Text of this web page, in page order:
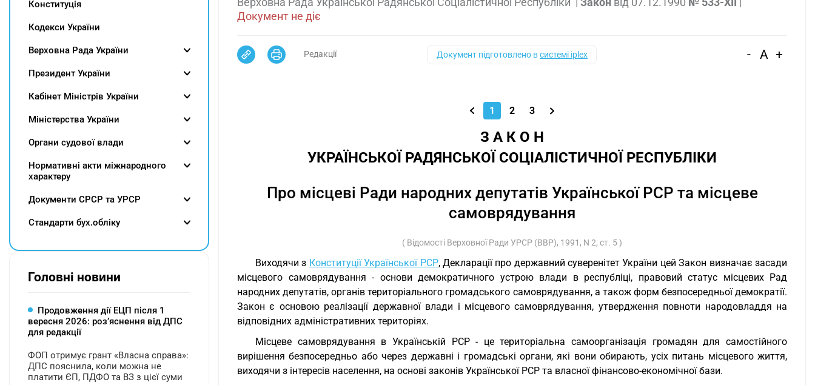
Документ не діє
Редакції Документ підготовлено всистемі iplex - A +
1 2 3
З А К О Н
УКРАЇНСЬКОЇ РАДЯНСЬКОЇ СОЦІАЛІСТИЧНОЇ РЕСПУБЛІКИ
Про місцеві Ради народних депутатів Української РСР та місцеве
самоврядування
( Відомості Верховної Ради УРСР (ВВР), 1991, N 2, ст. 5 )
Виходячи з Конституції Української РСР, Декларації про державний суверенітет України цей Закон визначає засади
місцевого самоврядування - основи демократичного устрою влади в республіці, правовий статус місцевих Рад
народних депутатів, органів територіального громадського самоврядування, а також форм безпосередньої демократії.
Закон є основою реалізації державної влади і місцевого самоврядування, утвердження повноти народовладдя на
відповідних адміністративних територіях.
Місцеве самоврядування в Українській РСР - це територіальна самоорганізація громадян для самостійного
вирішення безпосередньо або через державні і громадські органи, які вони обирають, усіх питань місцевого життя,
виходячи з інтересів населення, на основі законів Української РСР та власної фінансово-економічної бази.
Конституція
Кодекси України
Верховна Рада України
Президент України
Кабінет Міністрів України
Міністерства України
Органи судової влади
Нормативні акти міжнародного
характеру
Документи СРСР та УРСР
Cтандарти бух.обліку
Головні новини
Продовження дії ЕЦП після 1
вересня 2026: розʼяснення від ДПС
для редакції
ФОП отримує грант «Власна справа»:
ДПС пояснила, коли можна не
платити ЄП, ПДФО та ВЗ з цієї суми